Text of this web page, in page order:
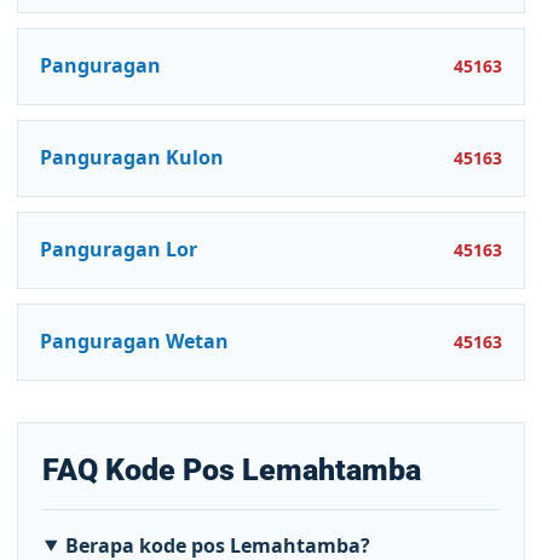
Panguragan 45163
Panguragan Kulon 45163
Panguragan Lor 45163
Panguragan Wetan 45163
FAQ Kode Pos Lemahtamba
Berapa kode pos Lemahtamba?